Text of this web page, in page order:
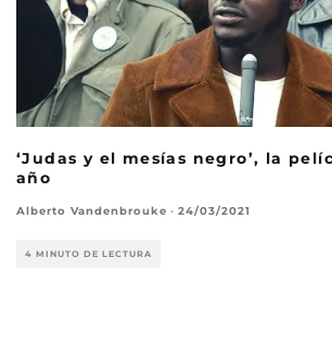
‘Judas y el mesías negro’, la
año
Alberto Vandenbrouke · 24/03/2021
4 MINUTO DE LECTURA